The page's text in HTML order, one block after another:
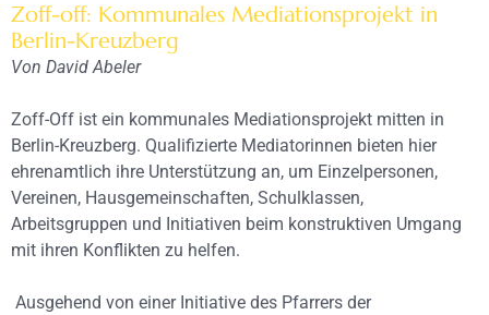
Zoff-off: Kommunales Mediationsprojekt in
Berlin-Kreuzberg
Von David Abeler
Zoff-Off ist ein kommunales Mediationsprojekt mitten in
Berlin-Kreuzberg. Qualifizierte Mediatorinnen bieten hier
ehrenamtlich ihre Unterstützung an, um Einzelpersonen,
Vereinen, Hausgemeinschaften, Schulklassen,
Arbeitsgruppen und Initiativen beim konstruktiven Umgang
mit ihren Konflikten zu helfen.
Ausgehend von einer Initiative des Pfarrers der